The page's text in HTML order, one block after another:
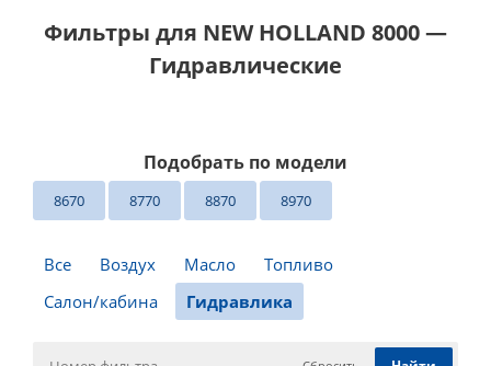
Фильтры для NEW HOLLAND 8000 —
Гидравлические
Подобрать по модели
8670 8770 8870 8970
Все Воздух Масло
Топливо
Салон/кабина
Гидравлика